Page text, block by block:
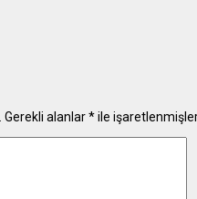
Gerekli alanlar*ile